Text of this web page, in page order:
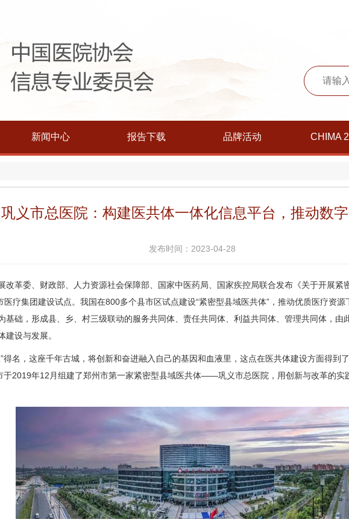
新闻中心 报告下载 品牌活动 CHIMA
巩义市总医院：构建医共体一体化信息平台，推动数
发布时间：2023-04-28
革委、财政部、人力资源社会保障部、国家中医药局、国家疾控局联合发布《关于开展紧
疗集团建设试点。我国在800多个县市区试点建设“紧密型县域医共体”，推动优质医疗资
础，形成县、乡、村三级联动的服务共同体、责任共同体、利益共同体、管理共同体，
设与发展。
，这座千年古城，将创新和奋进融入自己的基因和血液里，这点在医共体建设方面得到
于2019年12月组建了郑州市第一家紧密型县域医共体——巩义市总医院，用创新与改革的